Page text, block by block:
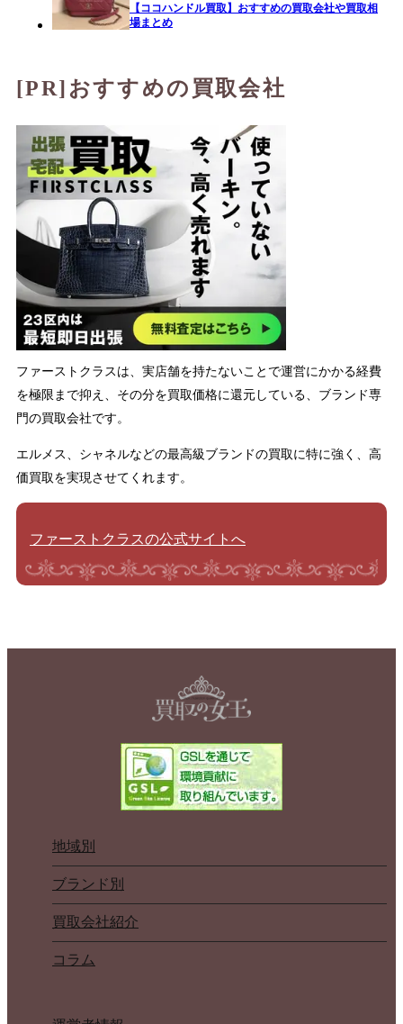
【ココハンドル買取】おすすめの買取会社や買取相
場まとめ
[PR]おすすめの買取会社
ファーストクラスは、実店舗を持たないことで運営にかかる経費
を極限まで抑え、その分を買取価格に還元している、ブランド専
門の買取会社です。
エルメス、シャネルなどの最高級ブランドの買取に特に強く、高
価買取を実現させてくれます。
ファーストクラスの公式サイトへ
地域別
ブランド別
買取会社紹介
コラム